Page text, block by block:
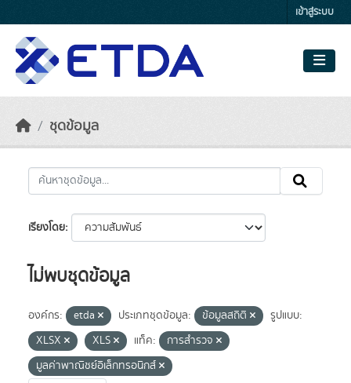
เข้าสู่ระบบ
ชุดข้อมูล
เรียงโดย
ไม่พบชุดข้อมูล
องค์กร: etda ประเภทชุดข้อมูล: ข้อมูลสถิติ
รูปแบบ:
XLSX
XLS แท็ค:
การสำรวจ
มูลค่าพาณิชย์อิเล็กทรอนิกส์